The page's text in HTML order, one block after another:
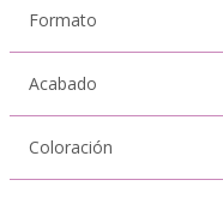
Formato
Acabado
Coloración